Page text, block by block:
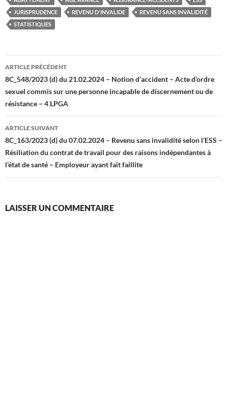
JURISPRUDENCE
REVENU D'INVALIDE
REVENU SANS INVALIDITÉ
STATISTIQUES
Navigation
des
articles
ARTICLE PRÉCÉDENT
8C_548/2023 (d) du 21.02.2024 – Notion d’accident – Acte d’ordre
sexuel commis sur une personne incapable de discernement ou de
résistance – 4 LPGA
ARTICLE SUIVANT
8C_163/2023 (d) du 07.02.2024 – Revenu sans invalidité selon l’ESS –
Résiliation du contrat de travail pour des raisons indépendantes à
l’état de santé – Employeur ayant fait faillite
LAISSER UN COMMENTAIRE